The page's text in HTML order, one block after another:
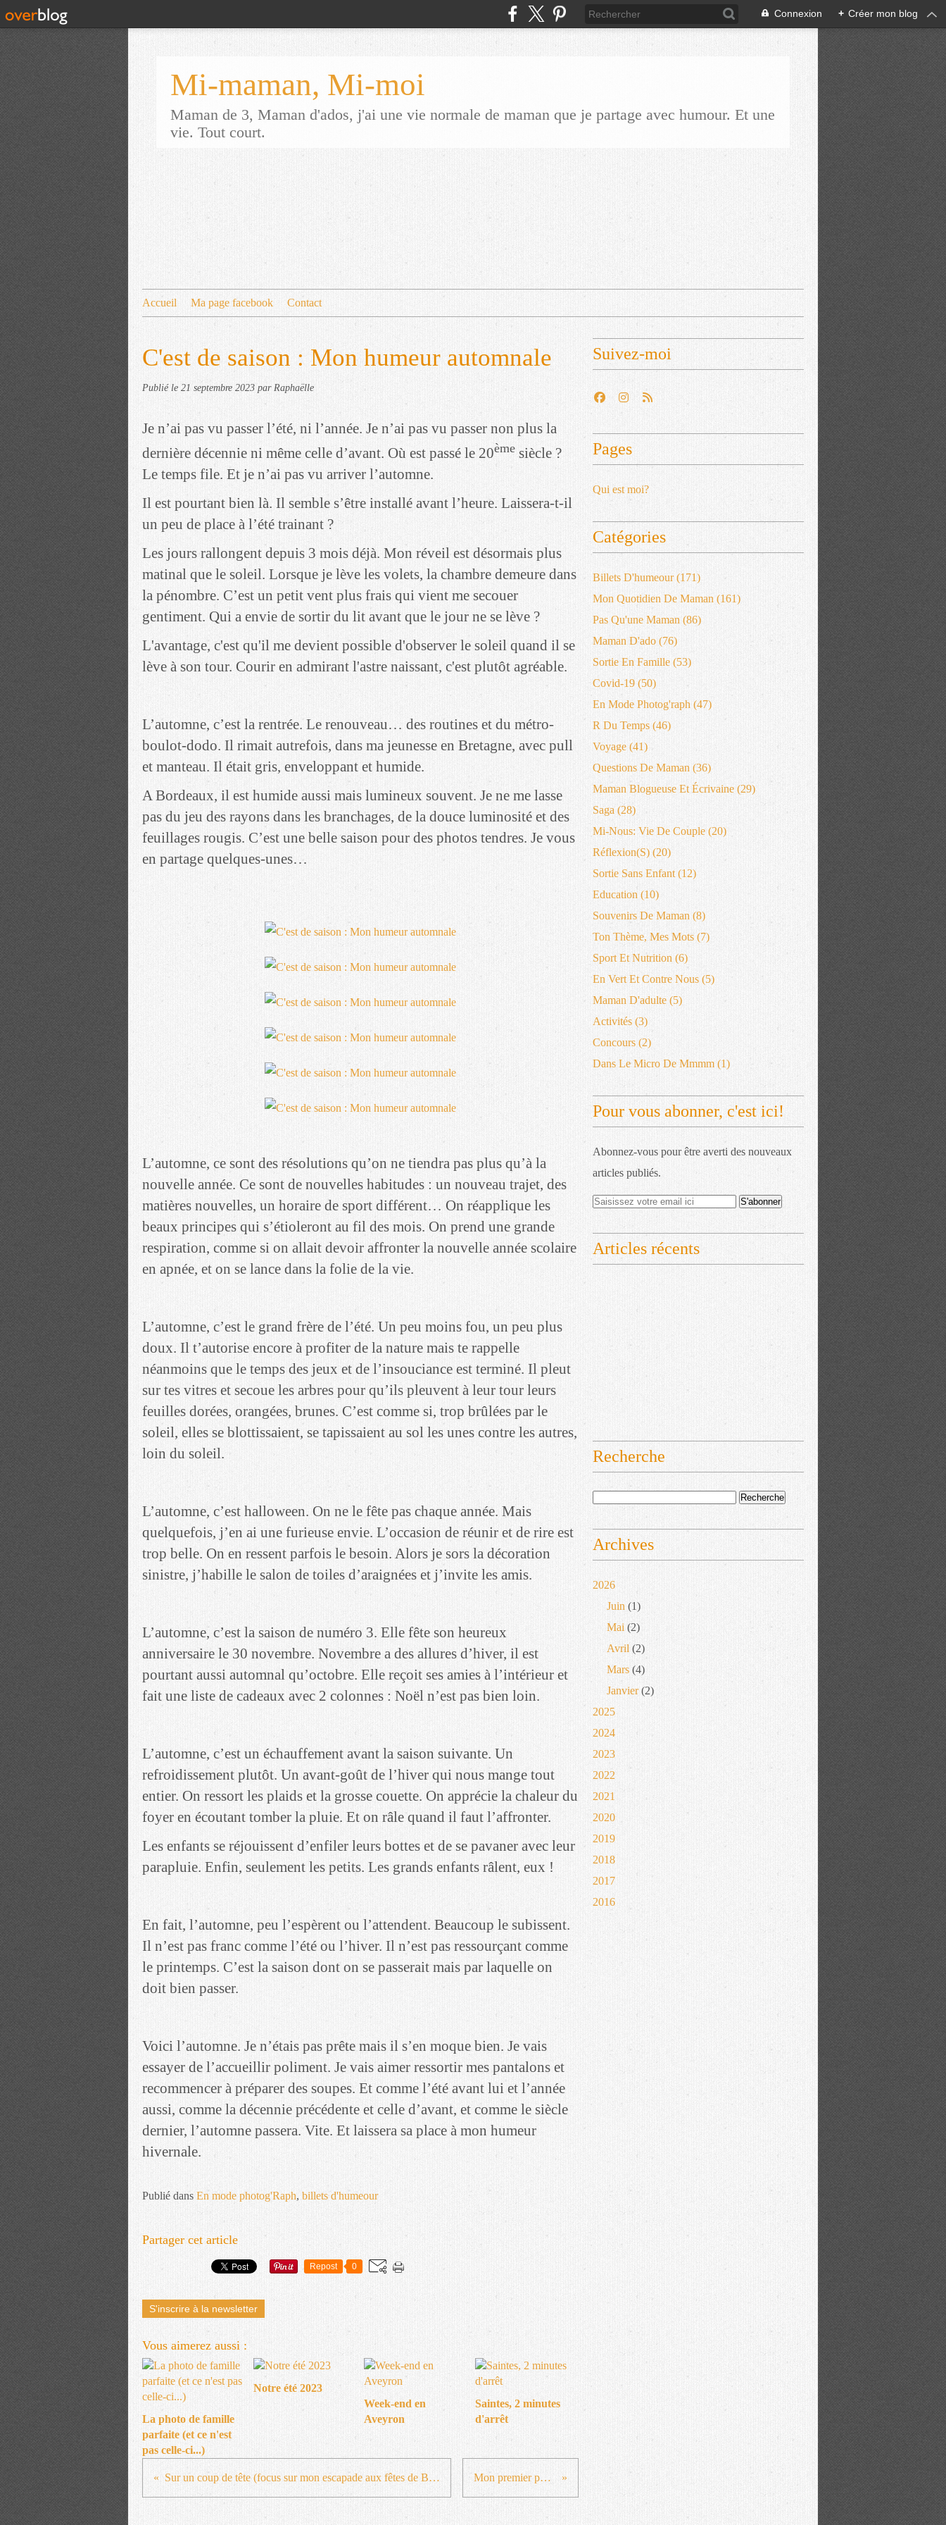
Connexion + Créer mon blog
Mi-maman, Mi-moi
Maman de 3, Maman d'ados, j'ai une vie normale de maman que je partage avec humour. Et une
vie. Tout court.
Accueil Ma page facebook Contact
C'est de saison : Mon humeur automnale
Publié le 21 septembre 2023 par Raphaëlle
Je n’ai pas vu passer l’été, ni l’année. Je n’ai pas vu passer non plus la
dernière décennie ni même celle d’avant. Où est passé le 20ème siècle ?
Le temps file. Et je n’ai pas vu arriver l’automne.
Il est pourtant bien là. Il semble s’être installé avant l’heure. Laissera-t-il
un peu de place à l’été trainant ?
Les jours rallongent depuis 3 mois déjà. Mon réveil est désormais plus
matinal que le soleil. Lorsque je lève les volets, la chambre demeure dans
la pénombre. C’est un petit vent plus frais qui vient me secouer
gentiment. Qui a envie de sortir du lit avant que le jour ne se lève ?
L'avantage, c'est qu'il me devient possible d'observer le soleil quand il se
lève à son tour. Courir en admirant l'astre naissant, c'est plutôt agréable.
L’automne, c’est la rentrée. Le renouveau… des routines et du métro-
boulot-dodo. Il rimait autrefois, dans ma jeunesse en Bretagne, avec pull
et manteau. Il était gris, enveloppant et humide.
A Bordeaux, il est humide aussi mais lumineux souvent. Je ne me lasse
pas du jeu des rayons dans les branchages, de la douce luminosité et des
feuillages rougis. C’est une belle saison pour des photos tendres. Je vous
en partage quelques-unes…
L’automne, ce sont des résolutions qu’on ne tiendra pas plus qu’à la
nouvelle année. Ce sont de nouvelles habitudes : un nouveau trajet, des
matières nouvelles, un horaire de sport différent… On réapplique les
beaux principes qui s’étioleront au fil des mois. On prend une grande
respiration, comme si on allait devoir affronter la nouvelle année scolaire
en apnée, et on se lance dans la folie de la vie.
L’automne, c’est le grand frère de l’été. Un peu moins fou, un peu plus
doux. Il t’autorise encore à profiter de la nature mais te rappelle
néanmoins que le temps des jeux et de l’insouciance est terminé. Il pleut
sur tes vitres et secoue les arbres pour qu’ils pleuvent à leur tour leurs
feuilles dorées, orangées, brunes. C’est comme si, trop brûlées par le
soleil, elles se blottissaient, se tapissaient au sol les unes contre les autres,
loin du soleil.
L’automne, c’est halloween. On ne le fête pas chaque année. Mais
quelquefois, j’en ai une furieuse envie. L’occasion de réunir et de rire est
trop belle. On en ressent parfois le besoin. Alors je sors la décoration
sinistre, j’habille le salon de toiles d’araignées et j’invite les amis.
L’automne, c’est la saison de numéro 3. Elle fête son heureux
anniversaire le 30 novembre. Novembre a des allures d’hiver, il est
pourtant aussi automnal qu’octobre. Elle reçoit ses amies à l’intérieur et
fait une liste de cadeaux avec 2 colonnes : Noël n’est pas bien loin.
L’automne, c’est un échauffement avant la saison suivante. Un
refroidissement plutôt. Un avant-goût de l’hiver qui nous mange tout
entier. On ressort les plaids et la grosse couette. On apprécie la chaleur du
foyer en écoutant tomber la pluie. Et on râle quand il faut l’affronter.
Les enfants se réjouissent d’enfiler leurs bottes et de se pavaner avec leur
parapluie. Enfin, seulement les petits. Les grands enfants râlent, eux !
En fait, l’automne, peu l’espèrent ou l’attendent. Beaucoup le subissent.
Il n’est pas franc comme l’été ou l’hiver. Il n’est pas ressourçant comme
le printemps. C’est la saison dont on se passerait mais par laquelle on
doit bien passer.
Voici l’automne. Je n’étais pas prête mais il s’en moque bien. Je vais
essayer de l’accueillir poliment. Je vais aimer ressortir mes pantalons et
recommencer à préparer des soupes. Et comme l’été avant lui et l’année
aussi, comme la décennie précédente et celle d’avant, et comme le siècle
dernier, l’automne passera. Vite. Et laissera sa place à mon humeur
hivernale.
Publié dans En mode photog'Raph, billets d'humeour
Partager cet article
Repost 0
S'inscrire à la newsletter
Vous aimerez aussi :
La photo de famille
parfaite (et ce n'est
pas celle-ci...)
Notre été 2023
Week-end en
Aveyron
Saintes, 2 minutes
d'arrêt
Sur un coup de tête (focus sur mon escapade aux fêtes de Bayonne) Mon premier poème
Suivez-moi
Pages
Qui est moi?
Catégories
Billets D'humeour(171)
Mon Quotidien De Maman (161)
Pas Qu'une Maman (86)
Maman D'ado (76)
Sortie En Famille (53)
Covid-19 (50)
En Mode Photog'raph (47)
R Du Temps (46)
Voyage (41)
Questions De Maman (36)
Maman Blogueuse Et Écrivaine (29)
Saga (28)
Mi-Nous: Vie De Couple (20)
Réflexion(s) (20)
Sortie Sans Enfant (12)
Education (10)
Souvenirs De Maman (8)
Ton Thème, Mes Mots (7)
Sport Et Nutrition (6)
En Vert Et Contre Nous (5)
Maman D'adulte (5)
Activités (3)
Concours (2)
Dans Le Micro De Mmmm (1)
Pour vous abonner, c'est ici!
Abonnez-vous pour être averti des nouveaux
articles publiés.
Articles récents
Recherche
Archives
2026
Juin (1)
Mai (2)
Avril (2)
Mars (4)
Janvier(2)
2025
2024
2023
2022
2021
2020
2019
2018
2017
2016